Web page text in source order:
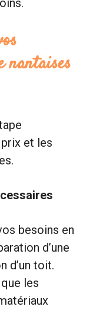
nantaises
et les
besoins en
d’une
d’un toit.
les